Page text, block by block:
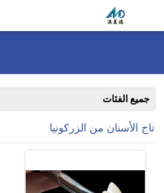
جميع الفئات
تاج الأسنان من الزركونيا